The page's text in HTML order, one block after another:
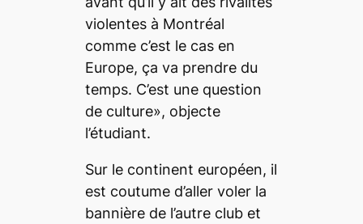
violentes à Montréal
comme c’est le cas en
Europe, ça va prendre du
temps. C’est une question
de culture», objecte
l’étudiant.
Sur le continent européen, il
est coutume d’aller voler la
bannière de l’autre club et